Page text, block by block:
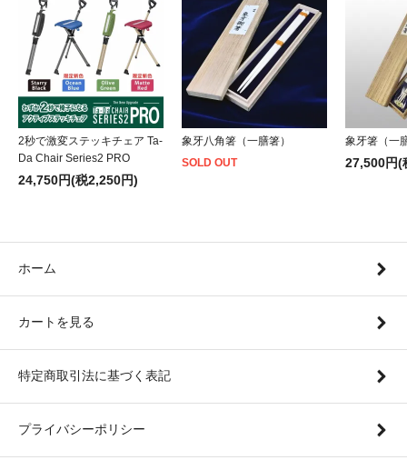
2秒で激変ステッキチェア Ta-
Da Chair Series2 PRO
24,750円(税2,250円)
象牙八角箸（一膳箸）
SOLD OUT
象牙箸（一
27,500円(
ホーム
カートを見る
特定商取引法に基づく表記
プライバシーポリシー